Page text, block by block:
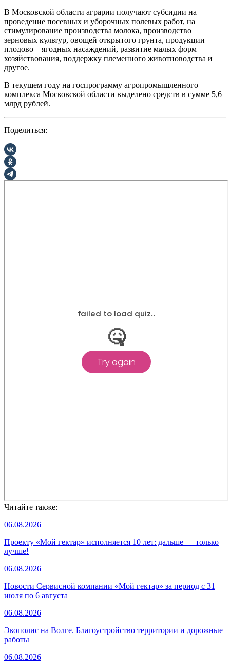
В Московской области аграрии получают субсидии на
проведение посевных и уборочных полевых работ, на
стимулирование производства молока, производство
зерновых культур, овощей открытого грунта, продукции
плодово – ягодных насаждений, развитие малых форм
хозяйствования, поддержку племенного животноводства и
другое.
В текущем году на госпрограмму агропромышленного
комплекса Московской области выделено средств в сумме 5,6
млрд рублей.
Поделиться:
Читайте также:
06.08.2026
Проекту «Мой гектар» исполняется 10 лет: дальше — только
лучше!
06.08.2026
Новости Сервисной компании «Мой гектар» за период с 31
июля по 6 августа
06.08.2026
Экополис на Волге. Благоустройство территории и дорожные
работы
06.08.2026